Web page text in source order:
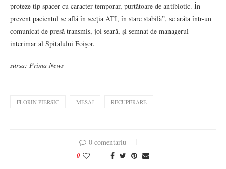
proteze tip spacer cu caracter temporar, purtătoare de antibiotic. În
prezent pacientul se află în secţia ATI, în stare stabilă”, se arăta într-un
comunicat de presă transmis, joi seară, şi semnat de managerul
interimar al Spitalului Foişor.
sursa: Prima News
FLORIN PIERSIC MESAJ RECUPERARE
0 comentariu
0